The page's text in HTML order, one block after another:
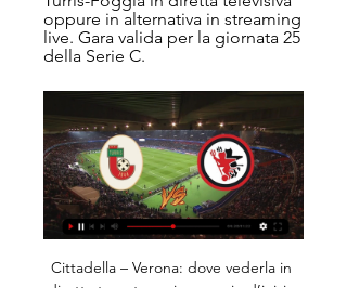
oppure in alternativa in streaming
live. Gara valida per la giornata 25
della Serie C.
Cittadella – Verona: dove vederla in diretta tv e streaming, orario d’inizio 180 minuti con vista Serie A . Sarà il derby veneto tra Cittadella e Hellas Verona a stabilire la terza squadra promossa in Serie A dopo Brescia e Lecce: si parte dal match dello stadio Tombolato, prima della partita di ritorno in programma domenica sera al Bentegodi.

Diretta Getafe-Real Madrid, il match valido per la 7a giornata del campionato di Liga, con le informazioni su orario diretta tv e streaming gratis del match More

[ 28 Aprile 2019 ] Lecce-Brescia: Via del Mare sold out. Le probabili formazioni Sport [ 13 Luglio 2020 ] Lopalco: “Voglio fare l’assessore alla Sanità della mia Regione. Mi candido” Attualità [ 13 Luglio 2020 ] In 300 al rave party, sgombero dei carabinieri Cronaca [ 13 Luglio 2020 ] La Lega serie A alla Figc: “Finiamo il campionato con gli stadi aperti” Sport

Pronostico e statistiche dell'incontro di calcio Chateauroux - Paris FC di Francia Ligue 2 del 28/11/2017. Disponibili anche tutti i pronostici della giornata del campionato Francia Ligue 2

Nationalliga Svizzera Pallamano Pronostici scommesse, statistiche, risultati. Nationalliga Svizzera Pallamano Pronostici scommesse - Pronostici e statistiche, TABELLA, PROSSIME PARTITE ,RISULTATI.

DIRETTA Lecce Inter STREAMING – Si gioca alle ore 15 italiane di oggi Lecce Inter evento televisivo in diretta tv e in streaming online via webcast. Si gioca per la 20a giornata di Serie A.

Rai Radio 1. Radio 1 è a fianco della Protezione Civile nella lotta al Coronavirus E' attiva la raccolta fondi sul sito protezionecivile.gov.it. Dona anche tu >>

News Tecnocasa. NEWS DAL GRUPPO: News immobiliari ma non solo. Aggiornamenti dal mondo creditizio e assicurativo. E poi ancora, gli appuntamenti del Gruppo, le novità dall’Ufficio Stampa e lo sguardo professionale al mondo immobiliare dell’Ufficio Studi.

Ci sono 7 modi per andare da Aeroporto Madrid (MAD) a Getafe in metro, treno, bus, taxi, macchina o in auto con conducente. Seleziona un'opzione qui sotto per avere indicazioni dettagliate e confrontare i prezzi del biglietto e i tempi di viaggio nel pianificatore di viaggio di Rome2rio.

Pronostico Portimonense SC - FC Gil Vicente: probabili risultati, formazioni, quote e diretta streaming. Le statistiche più dettagliate e i pronostici su Portimonense SC - FC Gil Vicente, incontro di Primeira Liga che si terrà allo Estádio Municipal de Portimão, insieme alle quote più interessanti!

Radio Classica, il network radiofonico di Classeditori che, per la prima volta in Italia, offre un'alternanza di musica classica e notizie con aggiornamenti in diretta sui principali mercati finanziari.

Linea bus 702: dall'11/1 cambia percorso e fermate - 02/01. Tutte le notizie. In servizio i mezzi della rete ATM. In accordo con quanto indicato dalle Autorità, il servizio di trasporto pubblico ATM si sta svolgendo su tutta la rete. Nel lungo viaggio della M2 c’è un futuro sempreVerde.

A porte chiuse l'incontro di calcio Turris - Foggia del 5 giorni fa — L'incontro di calcio Turris - Foggia del prossimo 11 febbraio, che si terrà YouTube · Facebook · News feed. Responsabili e informative legali.

Durante la trasmissione ''A sua Immagine'', su Rai1, Papa Francesco è intervenuto telefonicamente in diretta parlando della sofferenza di questi tempi e della pandemia da coronavirus

Venticinquesima giornata di Serie A, la Roma ospita il Lecce allo Stadio Olimpico: ecco dove poter vedere l’incontro in TV e in streaming. Roma-Lecce è un’esclusiva di Sky Sport. Sarà possibile vedere il match in diretta a partire dalle 18 di oggi pomeriggio sui canali Sky Sport Serie A (canale 202) e su Sky Sport 251.

Corriere della Sera Hellas Verona, pareggio a Torino Corriere della Sera Rimonta per i gialloblù nel finale contro i granata, il match si conclude 2-2. Il Var da ragione alla squadra di Pecchia. di Matteo Fontana. di Matteo Fontana. A-A+. shadow. Stampa. Ascolta. Email. VERONA Pareggio di cuore e di gioco, per il Verona. Torino - Hellas Verona, le probabili formazioni | Pecchia recupera.

Serie C, dove vedere tutte le partite in diretta tv e streaming Turris – Foggia, C. Le partite di Lunedì 12 Febbraio 2024. Ora, Partita, girone. 20:30, Crotone – Benevento, C. Le partite di Martedì 13 Febbraio 2024. Ora ...

Oakleigh Cannons FC U20 vs Green Gully SC U20 il risultato di lega in tempo reale Riserve australiano Lega NPL. Presentiamo il risultato in tempo reale, le formazioni in pre-partita, gli attaccanti, le statistiche e le tabelle di liga

Dove vedere Turris-Foggia, ecco il canale 2 giorni fa — Turris-Foggia, come per tutti i match della Serie C NOW 2023/2024, è solo su Sky e in streaming su NOW, con 1.143 partite in esclusiva nazionale ...

Foggia vs Turris Calcio | Serie C Gol di Carlos Embaló (Foggia)!. Foggia logo. 70'. Gol di J. Scaccabarozzi (Turris Calcio)!.

Diretta Rangers Leverkusen streaming video e tv: probabili formazioni, orario, quote e risultato live del match di Ibrox, valevole per l’andata degli ottavi di finale di Europa League.

Trapp 6: ha quattro reti sul groppone, ma pochissime responsabilità: è la fase difensiva della sua squadra, infatti, a non aver funzionato. Toure 4.5: di fatto, colleziona l’assist per il.

FC Wil 1900-VS -FC Chiasso. 30 Luglio 2020 | 20:30. ULTIMO RISULTATO. 1. FC Chiasso Loss. 2. FC Vaduz Win. 25 Luglio 2020 | 18:15. read more. PROSSIMI INCONTRI. FC Wil 1900-VS -. 6830 Chiasso +41 91 683 81 53 +41 91 682 22 41. info@fcchiasso.ch. …

Turris - Foggia, c'è la diretta in chiaro: dove vederla in tv e 17 dic 2022 — La partita sarà visibile in diretta tv in chiaro su Antenna Sud (canale 14 del digitale terrestre in Puglia) e in live streaming su Eleven ...

Pronostico e statistiche dell'incontro di calcio Jocoro - Santa Tecla di El Salvador Primera Division - Clausura del 17/04/2019. Disponibili anche tutti i pronostici della giornata del campionato El Salvador Primera Division - Clausura

Milan Juventus streaming gratis – LIVE DIRETTA – Ultime di formazione e come vedere la partita online ed in TV Milan Juventus è la partita più affascinante dell’odierna giornata di campionato e si gioca a Milano questa sera a porte chiuse a partire dalle ore 21,45. La partita vale molto per la classifica di entrambe le squadre […]

Il calendario del campionato di Serie A 2019/2020 con i relativi risultati, la classifica del torneo e la classifica marcatori. (Getty Images) Il campionato di Serie A, dopo una lunga sospensione per via dell’emergenza coronavirus, riprenderà ufficialmente nel weekend tra sabato 20 e domenica 21 giugno, quando andranno di scena i recuperi della 25esima giornata.

La giornata di sabato della San Benedetto Tennis Cup si è conclusa consegnandoci una certezza: il torneo avrà un vincitore inedito. Fino a ieri, infatti, erano ancora in corsa per il titolo Andrej Martin e Federico Gaio, qui campioni rispettivamente nel 2013 e nel 2016.Una finale fra di loro avrebbe significato che per la prima volta un giocatore si sarebbe aggiudicato per ben due volte il.

Assemblea dei soci dell’Inter a Milano (Getty Images) É iniziata l’assemblea dei soci in casa Inter, il meeting approverà il bilancio al 30 giugno 2019.La società sembrerebbe essere in linea con i parametri del Fair Play Finanziario, sebbene presenti un rosso di circa 40 milioni di euro.Da registrare, inoltre, un aumento di ricavi pari a 415 milioni di euro.

Inter e Roma pescano le spagnole Getafe e Siviglia Mentre il governo svizzero decideva di vietare tutte le manifestazioni che possono attirare più di mille persone – provocando quindi il rinvio di tutte le gare dei campionati di calcio di serie A e B – nella tranquilla … Inter-Getafe e Siviglia-Roma.

Scopri la divisa ufficiale del lipsia. acquista la maglia calcio gara home, trasferta e allenamento della tua squadra del cuore. spedizione gratuita*.

2020-6-27 · Hellas Verona – Torino è il quarto anticipo della 16a Giornata di Serie A 2019/20, prevista nel turno che si disputa dal 14 al 16 dicembre 2019. Le due squadre si ritrovano allo Stadio Bentegodi di Verona, impianto che ospita le gare della formazione di casa, domenica 15 dicembre alle ore 12.30. La …

Turris - Foggia Dove Guardare in TV? | Ecco l'elenco TV aggiornato in tempo reale dove guardare Turris - Foggia. Lo sport in diretta TV e streaming oggi - Partite, orari e canali su TVsportiva. La ...

Hellas Verona-Udinese Diretta – Questa sera, martedì 24 settembre 2019, il Verona ospiterà l’Udinese durante la quinta giornata di Serie A. Calcio d’inizio fisato alle ore 19.00 nella cornice dello Stadio Marcantonio Bentegodi.Di seguito la diretta testuale dell’incontro.. Hellas Verona-Udinese Risultato in Tempo Reale. DIRETTA LIVE A PARTIRE DALLE ORE 15.00

La partita tra Dallas Stars e Nashville Predators avrà luogo il 07.03.2020, alle ore 18:00.Luogo di incontro che sembra eccitante è Dallas . L’incontro ha luogo nell’ambito delle partite di: NHL, Hockey.

Torino-Udinese Diretta Partita | Diretta Streaming. TORINO-UDINESE . Torna su. TorinoToday supplemento al plurisettimanale telematico MilanoToday reg. tribunale di Roma n. 34/2014.

Criciúma x Marcílio Dias Ao Vivo VORTEX NC. Loading... Unsubscribe from VORTEX NC?. Palpite 08/07: Criciúma x Marcílio Dias - Campeonato Catarinense 2020 - Duration: 4:42.

Foggia - Turris streaming, orario, probabili formazioni e dove 1 ott 2023 — Foggia - Turris streaming, orario, probabili formazioni e dove vederla in diretta tv.

Trova le ultime quote su Eskilsminne IF - Lunds BK Calcio con SmartBets. Raggiungi SmartBets e personalizza il tuo account per ottenere il massimo.

Gremio Esportivo - Brusque | Copa do Brasil: comparazione delle quote Under / Over e statistiche per scommettere sulla partita con bookmaker internazionali. Per offrirti il miglior servizio possibile questo sito utilizza cookie propri e di terze parti.

Getafe, Villaverde: "Inter tra le squadre le più forti" 00:00. perform. 28 febbraio 2020- 17:50. Salvato nella pagina "I miei bookmark"